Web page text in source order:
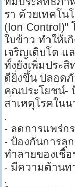
รา ด้วยเทคโน
(Ion
ใบข้าว ทำให้เ
เจริญเติบโต แ
ทั้งยังเพิ่มประ
ดียิ่งขึ้น ปลอด
คุณประโยชน์-
สาเหตุโรคใน
.
- ลดการแพร่ก
- ป้องกันการลุ
ทำลายของเชื้อ
- มีความต้านท
.